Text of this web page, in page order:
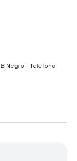
Negro - Teléfono